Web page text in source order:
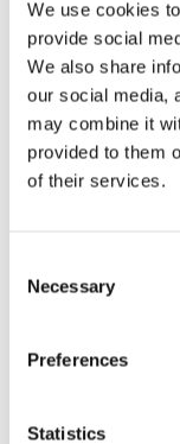
We use cookies
provide social
We also share
our social media,
may combine it
provided to them
of their services.
Selection
Necessary
Preferences
Statistics